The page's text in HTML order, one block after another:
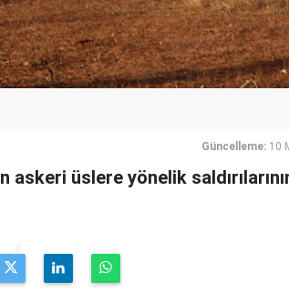
Güncelleme: 10
askeri üslere yönelik